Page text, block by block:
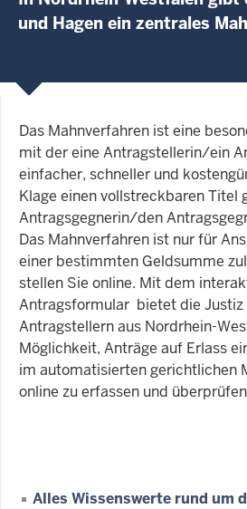
und Hagen ein zentrales
Das Mahnverfahren ist eine
mit der eine Antragstellerin/ein
einfacher, schneller und
Klage einen vollstreckbaren Titel
Antragsgegnerin/den
Das Mahnverfahren ist nur für
einer bestimmten Geldsumme
stellen Sie online. Mit dem
Antragsformular bietet die Justiz
Antragstellern aus Nordrhein-
Möglichkeit, Anträge auf Erlass
im automatisierten gerichtlichen
online zu erfassen und
Alles Wissenswerte rund um